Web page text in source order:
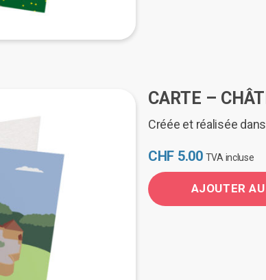
CARTE –
Créée et réalisée
CHF 5.00 TVA incluse
AJOUTER